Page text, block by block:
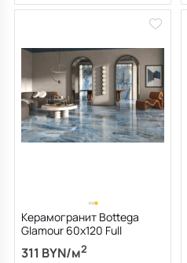
Керамогранит Bottega
Glamour 60х120 Full
Polished, Onice Blue, 8,5 мм
311 BYN/м2